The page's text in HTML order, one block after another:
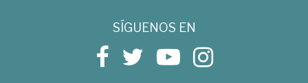
SÍGUENOS EN